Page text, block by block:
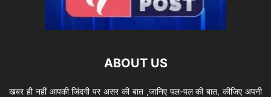
ABOUT US
खबर ही नहीं आपकी जिंदगी पर असर की बात ,जानिए पल-पल की बात, कीजिए अपनी